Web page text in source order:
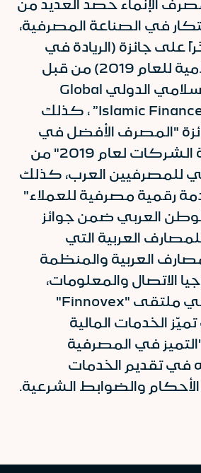
الإنماء حصد العديد من
في الصناعة المصرفية،
جائزة (الريادة في
المصرفية الإسلامية للعام 2019) من قبل
جوائز التمويل الإسلامي الدولي Global
Islamic Finance Awards “GIFA” ، كذلك
"المصرف الأفضل في
خدمات مصرفية الشركات لعام 2019" من
للمصرفيين العرب، كذلك
رقمية مصرفية للعملاء"
العربي ضمن جوائز
العربية التي
العربية والمنظمة
الاتصال والمعلومات،
كذلك تتويجه في ملتقى "Finnovex"
الخدمات المالية
"التميز في المصرفية
في تقديم الخدمات
والضوابط الشرعية.